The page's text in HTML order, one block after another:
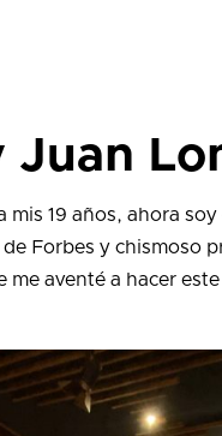
Juan
mis 19 años, ahora
Forbes y chismoso
me aventé a hacer